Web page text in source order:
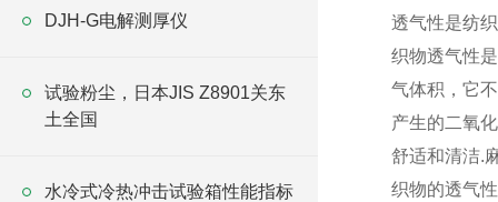
DJH-G电解测厚仪
试验粉尘，日本JIS Z8901关东
土全国
水冷式冷热冲击试验箱性能指标
透气性是纺
织物透气性
气体积，它
产生的二氧
舒适和清洁.
织物的透气